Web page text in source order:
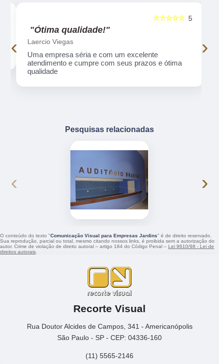
5
☆☆☆☆☆
"Ótima qualidade!"
Laercio Viegas
Uma empresa séria e com um excelente
atendimento e cumpre com seus prazos e ótima
qualidade
‹ ›
Pesquisas relacionadas
‹ ›
O conteúdo do texto "Comunicação Visual para Empresas Jardins" é de direito reservado.
Sua reprodução, parcial ou total, mesmo citando nossos links, é proibida sem a autorização do
autor. Crime de violação de direito autoral – artigo 184 do Código Penal – Lei 9610/98 - Lei de
direitos autorais
Recorte Visual
Rua Doutor Alcides de Campos, 341 - Americanópolis
São Paulo - SP - CEP: 04336-160
(11) 5565-2146